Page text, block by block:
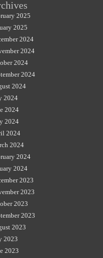
2025
2025
2024
2024
2024
2024
2024
2024
2024
2024
2024
2024
2024
2024
2023
2023
2023
2023
2023
2023
2023